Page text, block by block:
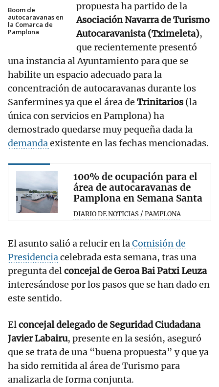
Boom de
autocaravanas en
la Comarca de
Pamplona
propuesta ha partido de la
Asociación Navarra de Turismo
Autocaravanista (Tximeleta),
que recientemente presentó
una instancia al Ayuntamiento para que se
habilite un espacio adecuado para la
concentración de autocaravanas durante los
Sanfermines ya que el área de Trinitarios (la
única con servicios en Pamplona) ha
demostrado quedarse muy pequeña dada la
demandaexistente en las fechas mencionadas.
100% de ocupación para el
área de autocaravanas de
Pamplona en Semana Santa
DIARIO DE NOTICIAS / PAMPLONA
El asunto salió a relucir en laComisión de
Presidenciacelebrada esta semana, tras una
pregunta delconcejal de Geroa Bai Patxi Leuza
interesándose por los pasos que se han dado en
este sentido.
Elconcejal delegado de Seguridad Ciudadana
Javier Labairu, presente en la sesión, aseguró
que se trata de una “buena propuesta” y que ya
ha sido remitida al área de Turismo para
analizarla de forma conjunta.